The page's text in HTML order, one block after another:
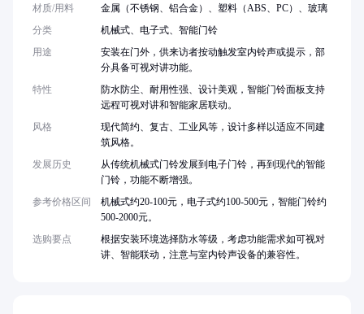
材质/用料
金属（不锈钢、铝合金）、塑料（ABS、PC）、玻璃
分类
机械式、电子式、智能门铃
用途
安装在门外，供来访者按动触发室内铃声或提示，部
分具备可视对讲功能。
特性
防水防尘、耐用性强、设计美观，智能门铃面板支持
远程可视对讲和智能家居联动。
风格
现代简约、复古、工业风等，设计多样以适应不同建
筑风格。
发展历史
从传统机械式门铃发展到电子门铃，再到现代的智能
门铃，功能不断增强。
参考价格区间
机械式约20-100元，电子式约100-500元，智能门铃约
500-2000元。
选购要点
根据安装环境选择防水等级，考虑功能需求如可视对
讲、智能联动，注意与室内铃声设备的兼容性。